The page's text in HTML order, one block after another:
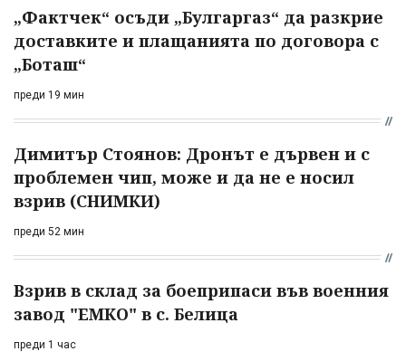
„Фактчек“ осъди „Булгаргаз“ да разкрие
доставките и плащанията по договора с
„Боташ“
преди 19 мин
Димитър Стоянов: Дронът е дървен и с
проблемен чип, може и да не е носил
взрив (СНИМКИ)
преди 52 мин
Взрив в склад за боеприпаси във военния
завод "ЕМКО" в с. Белица
преди 1 час